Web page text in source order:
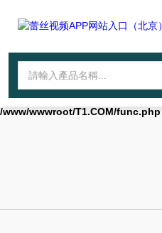
Warning: mkdir(): No space left on
file_put_contents(./
failed to open stream: No such file
/www/wwwroot/T1.COM/func.php